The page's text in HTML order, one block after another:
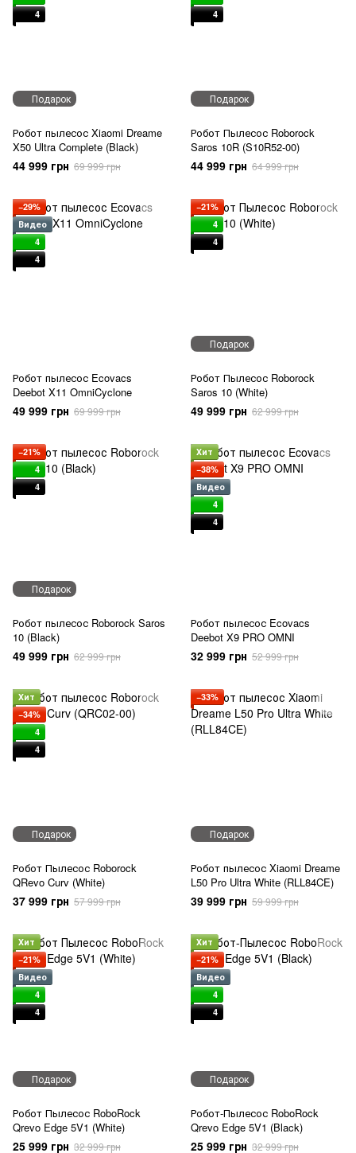
Подарок
4
Робот пылесос Xiaomi Dreame
X50 Ultra Complete (Black)
44 999 грн 69 999 грн
Подарок
4
Робот Пылесос Roborock
Saros 10R (S10R52-00)
44 999 грн 64 999 грн
−29%
Видео
4
4
Робот пылесос Ecovacs
Deebot X11 OmniCyclone
49 999 грн 69 999 грн
Подарок
−21%
4
4
Робот Пылесос Roborock
Saros 10 (White)
49 999 грн 62 999 грн
Подарок
−21%
4
4
Робот пылесос Roborock Saros
10 (Black)
49 999 грн 62 999 грн
Хит
−38%
Видео
4
4
Робот пылесос Ecovacs
Deebot X9 PRO OMNI
32 999 грн 52 999 грн
Подарок
Хит
−34%
4
4
Робот Пылесос Roborock
QRevo Curv (White)
37 999 грн 57 999 грн
Подарок
−33%
Робот пылесос Xiaomi Dreame
L50 Pro Ultra White (RLL84CE)
39 999 грн 59 999 грн
Подарок
Хит
−21%
Видео
4
4
Робот Пылесос RoboRock
Qrevo Edge 5V1 (White)
25 999 грн 32 999 грн
Подарок
Хит
−21%
Видео
4
4
Робот-Пылесос RoboRock
Qrevo Edge 5V1 (Black)
25 999 грн 32 999 грн